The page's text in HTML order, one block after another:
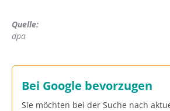
Quelle:
dpa
Bei Google bevorzugen
Sie möchten bei der Suche nach